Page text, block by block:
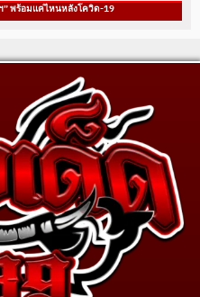
” พร้อมแค่ไหนหลังโควิด-19